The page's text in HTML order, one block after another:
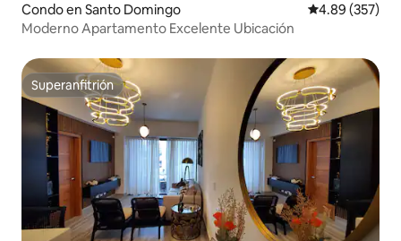
Condo en Santo Domingo Calificación
4.89 (357)
Moderno Apartamento Excelente Ubicación
Superanfitrión
Superanfitrión